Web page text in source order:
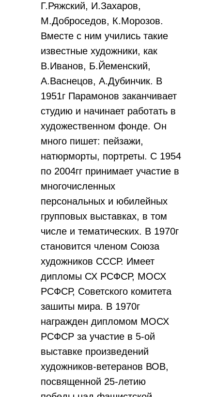
Г.Ряжский, И.Захаров,
М.Доброседов, К.Морозов.
Вместе с ним учились такие
известные художники, как
В.Иванов, Б.Йеменский,
А.Васнецов, А.Дубинчик. В
1951г Парамонов заканчивает
студию и начинает работать в
художественном фонде. Он
много пишет: пейзажи,
натюрморты, портреты. С 1954
по 2004гг принимает участие в
многочисленных
персональных и юбилейных
групповых выставках, в том
числе и тематических. В 1970г
становится членом Союза
художников СССР. Имеет
дипломы СХ РСФСР, МОСХ
РСФСР, Советского комитета
зашиты мира. В 1970г
награжден дипломом МОСХ
РСФСР за участие в 5-ой
выставке произведений
художников-ветеранов ВОВ,
посвященной 25-летию